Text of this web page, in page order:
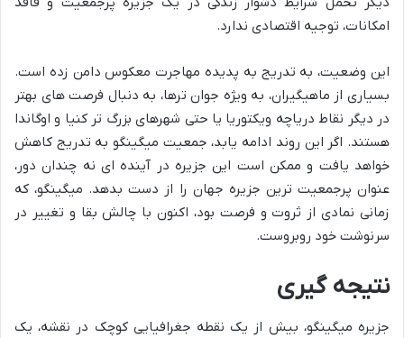
امکانات، توجیه اقتصادی ندارد.
این وضعیت، به تدریج به پدیده مهاجرت معکوس دامن زده است.
بسیاری از ماهیگیران، به ویژه جوان ترها، به دنبال فرصت های بهتر
در دیگر نقاط دریاچه ویکتوریا یا حتی شهرهای بزرگ تر کنیا و اوگاندا
هستند. اگر این روند ادامه یابد، جمعیت میگینگو به تدریج کاهش
خواهد یافت و ممکن است این جزیره در آینده ای نه چندان دور،
عنوان پرجمعیت ترین جزیره جهان را از دست بدهد. میگینگو، که
زمانی نمادی از ثروت و فرصت بود، اکنون با چالش بقا و تغییر در
سرنوشت خود روبروست.
نتیجه گیری
جزیره میگینگو، بیش از یک نقطه جغرافیایی کوچک در نقشه، یک